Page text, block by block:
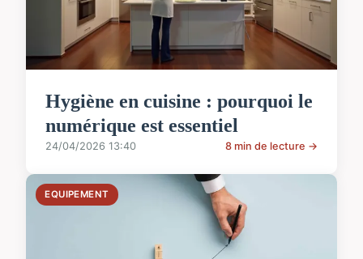
Hygiène en cuisine : pourquoi le
numérique est essentiel
24/04/2026 13:40 8 min de lecture →
EQUIPEMENT